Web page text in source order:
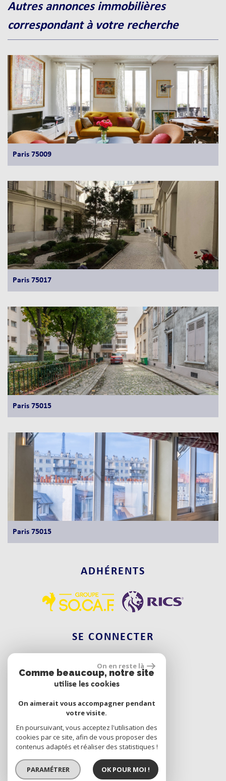
autres annonces immobilières
correspondant à votre recherche
Paris 75009
Paris 75017
Paris 75015
Paris 75015
ADHÉRENTS
SE CONNECTER
Espace propriétaire
réalisé par
On en reste là
Comme beaucoup, notre site
utilise les cookies
On aimerait vous accompagner pendant
votre visite.
En poursuivant, vous acceptez l'utilisation des
cookies par ce site, afin de vous proposer des
contenus adaptés et réaliser des statistiques !
PARAMÉTRER OK POUR MOI !